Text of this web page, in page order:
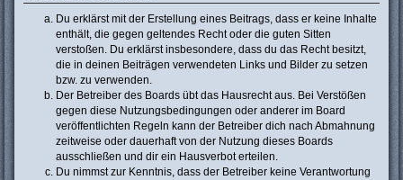
Du erklärst mit der Erstellung eines Beitrags, dass er keine Inhalte
enthält, die gegen geltendes Recht oder die guten Sitten
verstoßen. Du erklärst insbesondere, dass du das Recht besitzt,
die in deinen Beiträgen verwendeten Links und Bilder zu setzen
bzw. zu verwenden.
Der Betreiber des Boards übt das Hausrecht aus. Bei Verstößen
gegen diese Nutzungsbedingungen oder anderer im Board
veröffentlichten Regeln kann der Betreiber dich nach Abmahnung
zeitweise oder dauerhaft von der Nutzung dieses Boards
ausschließen und dir ein Hausverbot erteilen.
Du nimmst zur Kenntnis, dass der Betreiber keine Verantwortung